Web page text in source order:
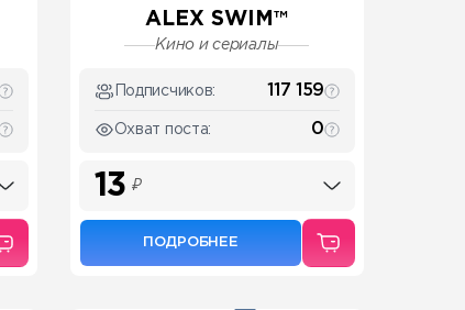
ALEX SWIM™
Кино и сериалы
Подписчиков: 117 159
Охват поста: 0
13 ₽
ПОДРОБНЕЕ